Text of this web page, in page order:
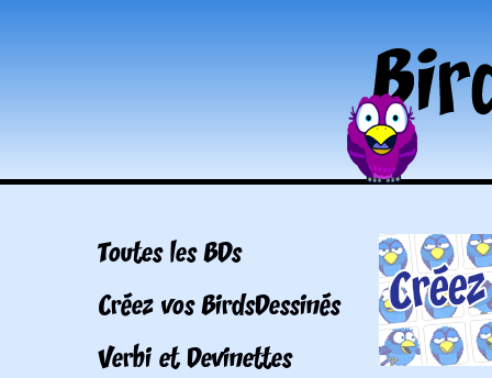
Toutes les BDs
Créez vos BirdsDessinés
Verbi et Devinettes